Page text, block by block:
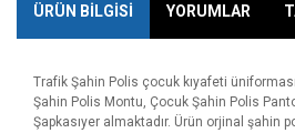
ÜRÜN BİLGİSİ YORUMLAR
Trafik Şahin Polis çocuk kıyafeti
Şahin Polis Montu, Çocuk Şahin Polis
Şapkasıyer almaktadır. Ürün orjinal şahin